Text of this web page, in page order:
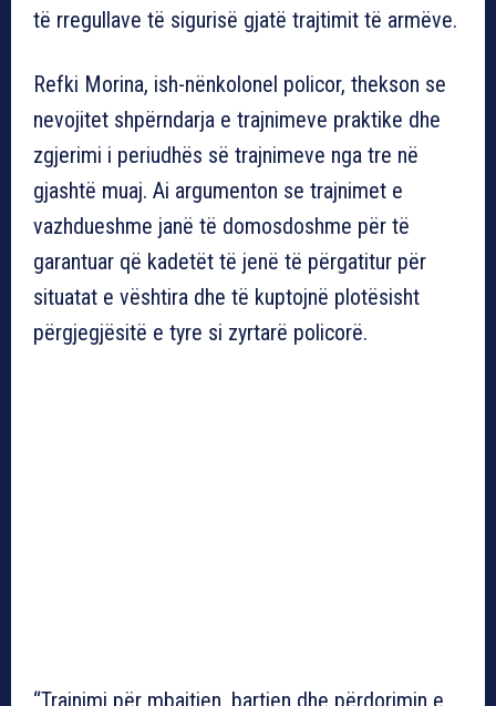
të rregullave të sigurisë gjatë trajtimit të armëve.
Refki Morina, ish-nënkolonel policor, thekson se
nevojitet shpërndarja e trajnimeve praktike dhe
zgjerimi i periudhës së trajnimeve nga tre në
gjashtë muaj. Ai argumenton se trajnimet e
vazhdueshme janë të domosdoshme për të
garantuar që kadetët të jenë të përgatitur për
situatat e vështira dhe të kuptojnë plotësisht
përgjegjësitë e tyre si zyrtarë policorë.
“Trajnimi për mbajtjen, bartjen dhe përdorimin e